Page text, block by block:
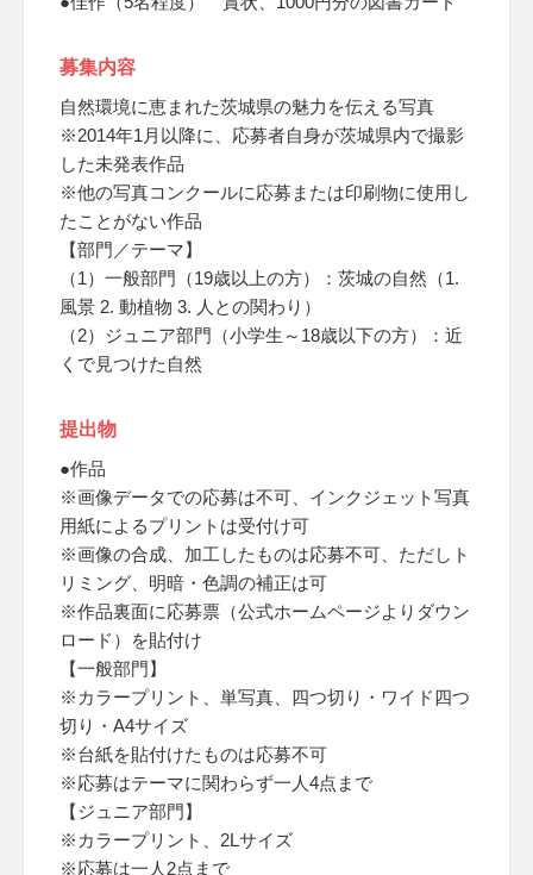
募集内容
自然環境に恵まれた茨城県の魅力を伝える写真
※2014年1月以降に、応募者自身が茨城県内で撮影
した未発表作品
※他の写真コンクールに応募または印刷物に使用し
たことがない作品
【部門／テーマ】
（1）一般部門（19歳以上の方）：茨城の自然（1.
風景 2. 動植物 3. 人との関わり）
（2）ジュニア部門（小学生～18歳以下の方）：近
くで見つけた自然
提出物
●作品
※画像データでの応募は不可、インクジェット写真
用紙によるプリントは受付け可
※画像の合成、加工したものは応募不可、ただしト
リミング、明暗・色調の補正は可
※作品裏面に応募票（公式ホームページよりダウン
ロード）を貼付け
【一般部門】
※カラープリント、単写真、四つ切り・ワイド四つ
切り・A4サイズ
※台紙を貼付けたものは応募不可
※応募はテーマに関わらず一人4点まで
【ジュニア部門】
※カラープリント、2Lサイズ
※応募は一人2点まで